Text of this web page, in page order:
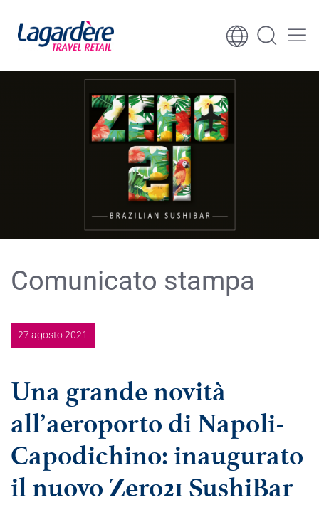
Vai al contenuto
Comunicato stampa
27 agosto 2021
Una grande novità
all’aeroporto di Napoli-
Capodichino: inaugurato
il nuovo Zero21 SushiBar